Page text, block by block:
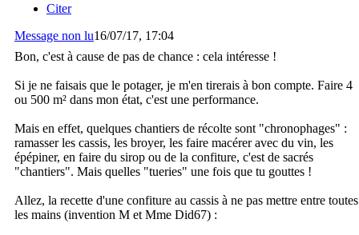
Citer
Message non lu16/07/17, 17:04
Bon, c'est à cause de pas de chance : cela intéresse !
Si je ne faisais que le potager, je m'en tirerais à bon compte. Faire 4
ou 500 m² dans mon état, c'est une performance.
Mais en effet, quelques chantiers de récolte sont "chronophages" :
ramasser les cassis, les broyer, les faire macérer avec du vin, les
épépiner, en faire du sirop ou de la confiture, c'est de sacrés
"chantiers". Mais quelles "tueries" une fois que tu gouttes !
Allez, la recette d'une confiture au cassis à ne pas mettre entre toutes
les mains (invention M et Mme Did67) :